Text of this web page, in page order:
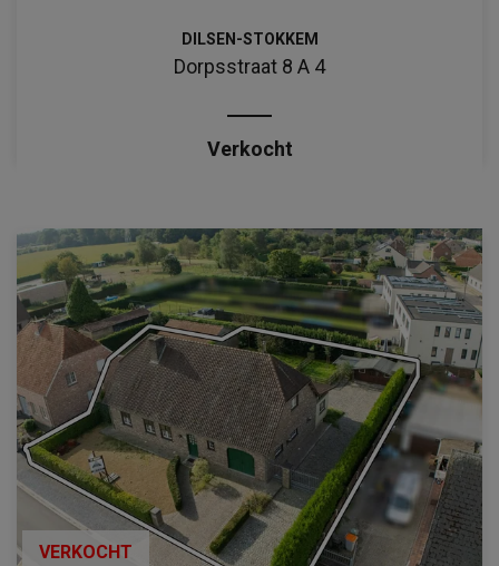
DILSEN-STOKKEM
Dorpsstraat 8 A 4
Verkocht
VERKOCHT